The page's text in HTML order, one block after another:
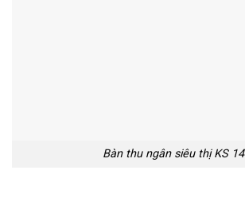
Bàn thu ngân siêu thị KS 14